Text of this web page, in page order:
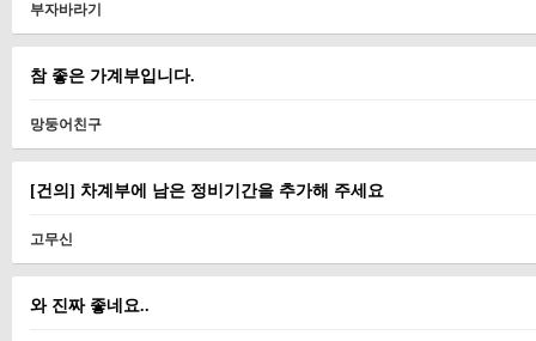
부자바라기
참 좋은 가계부입니다.
망둥어친구
[건의] 차계부에 남은 정비기간을 추가해 주세요
고무신
와 진짜 좋네요..